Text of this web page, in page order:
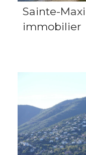
Sainte-
immobilier